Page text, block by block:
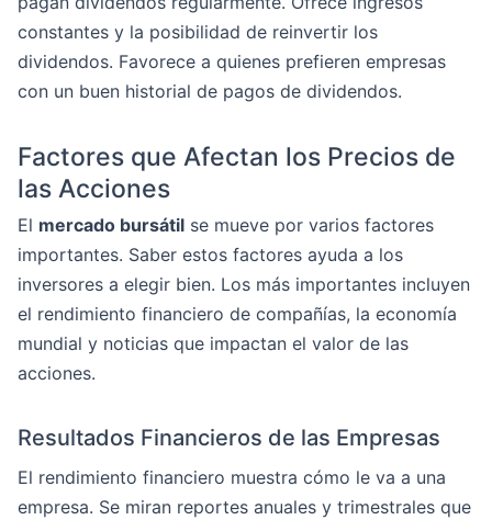
constantes y la posibilidad de reinvertir los
dividendos. Favorece a quienes prefieren empresas
con un buen historial de pagos de dividendos.
Factores que Afectan los Precios de
las Acciones
El mercado bursátil se mueve por varios factores
importantes. Saber estos factores ayuda a los
inversores a elegir bien. Los más importantes incluyen
el rendimiento financiero de compañías, la economía
mundial y noticias que impactan el valor de las
acciones.
Resultados Financieros de las Empresas
El rendimiento financiero muestra cómo le va a una
empresa. Se miran reportes anuales y trimestrales que